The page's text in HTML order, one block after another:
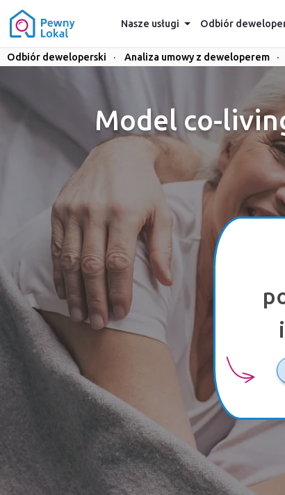
Nasze usługi Odbiór
Odbiór deweloperski · Analiza umowy z deweloperem ·
Model co-